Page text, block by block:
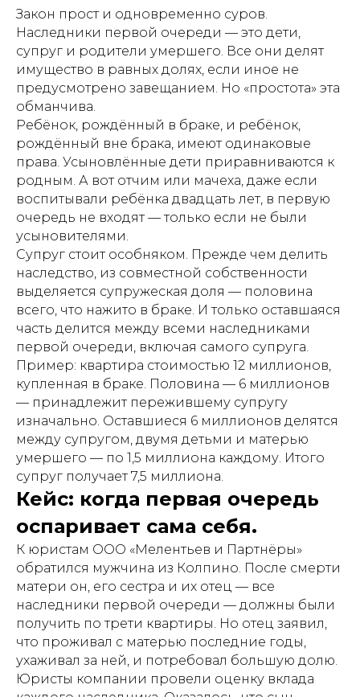
Закон прост и одновременно суров.
Наследники первой очереди — это дети,
супруг и родители умершего. Все они делят
имущество в равных долях, если иное не
предусмотрено завещанием. Но «простота» эта
обманчива.
Ребёнок, рождённый в браке, и ребёнок,
рождённый вне брака, имеют одинаковые
права. Усыновлённые дети приравниваются к
родным. А вот отчим или мачеха, даже если
воспитывали ребёнка двадцать лет, в первую
очередь не входят — только если не были
усыновителями.
Супруг стоит особняком. Прежде чем делить
наследство, из совместной собственности
выделяется супружеская доля — половина
всего, что нажито в браке. И только оставшаяся
часть делится между всеми наследниками
первой очереди, включая самого супруга.
Пример: квартира стоимостью 12 миллионов,
купленная в браке. Половина — 6 миллионов
— принадлежит пережившему супругу
изначально. Оставшиеся 6 миллионов делятся
между супругом, двумя детьми и матерью
умершего — по 1,5 миллиона каждому. Итого
супруг получает 7,5 миллиона.
Кейс: когда первая очередь
оспаривает сама себя.
К юристам ООО «Мелентьев и Партнёры»
обратился мужчина из Колпино. После смерти
матери он, его сестра и их отец — все
наследники первой очереди — должны были
получить по трети квартиры. Но отец заявил,
что проживал с матерью последние годы,
ухаживал за ней, и потребовал большую долю.
Юристы компании провели оценку вклада